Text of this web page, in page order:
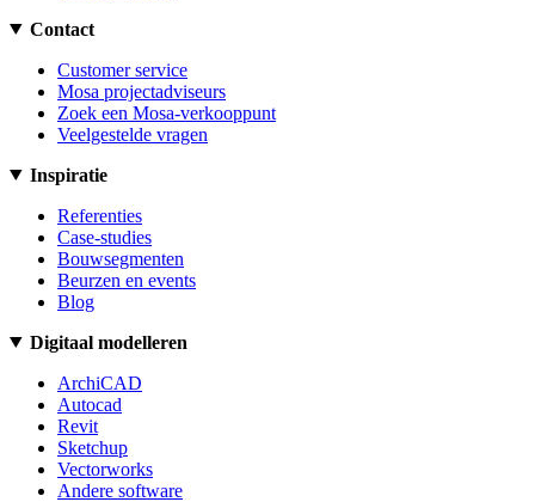
Contact
Customer service
Mosa projectadviseurs
Zoek een Mosa-verkooppunt
Veelgestelde vragen
Inspiratie
Referenties
Case-studies
Bouwsegmenten
Beurzen en events
Blog
Digitaal modelleren
ArchiCAD
Autocad
Revit
Sketchup
Vectorworks
Andere software